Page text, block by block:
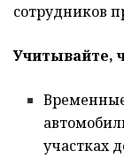
сотрудников
Учитывайте,
участках